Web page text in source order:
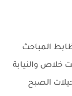
المباحث
خلاص والنيابة
الصبح